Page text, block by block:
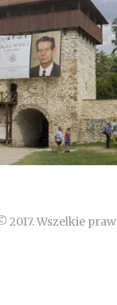
2017. Wszelkie